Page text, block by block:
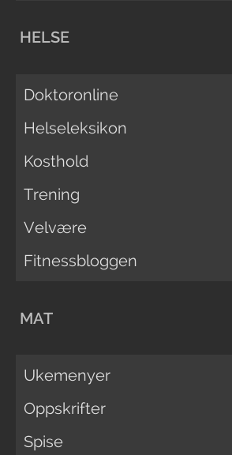
HELSE
Doktoronline
Helseleksikon
Kosthold
Trening
Velvære
Fitnessbloggen
MAT
Ukemenyer
Oppskrifter
Spise